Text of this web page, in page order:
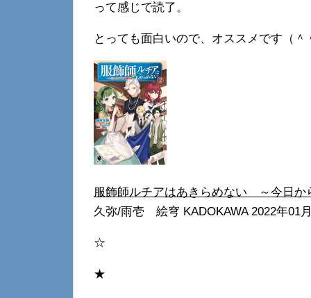
って感じで読了。
とっても面白いので、オススメです（＾
服飾師ルチアはあきらめない ～今日か
久弥/雨壱 絵穹 KADOKAWA 2022年01
☆
★